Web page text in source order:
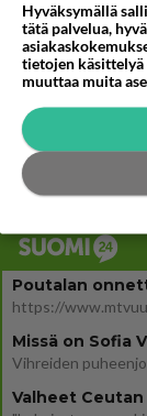
08.08.2026 14:24
Nainen. Onko
Sinusta jotain
07.08.2026 21:51
Niin kauan
Onko vuotesi
09.08.2026 06:20
Poutalan
Valheet
Hyväksymällä
tätä palvelua,
tietojen käsittelyä
muuttaa muita